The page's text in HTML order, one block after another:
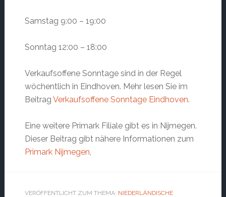
Samstag 9:00 – 19:00
Sonntag 12:00 – 18:00
Verkaufsoffene Sonntage sind in der Regel
wöchentlich in Eindhoven. Mehr lesen Sie im
Beitrag Verkaufsoffene Sonntage Eindhoven.
Eine weitere Primark Filiale gibt es in Nijmegen.
Dieser Beitrag gibt nähere Informationen zum
Primark Nijmegen,
VERÖFFENTLICHT ZUM THEMA: NIEDERLÄNDISCHE